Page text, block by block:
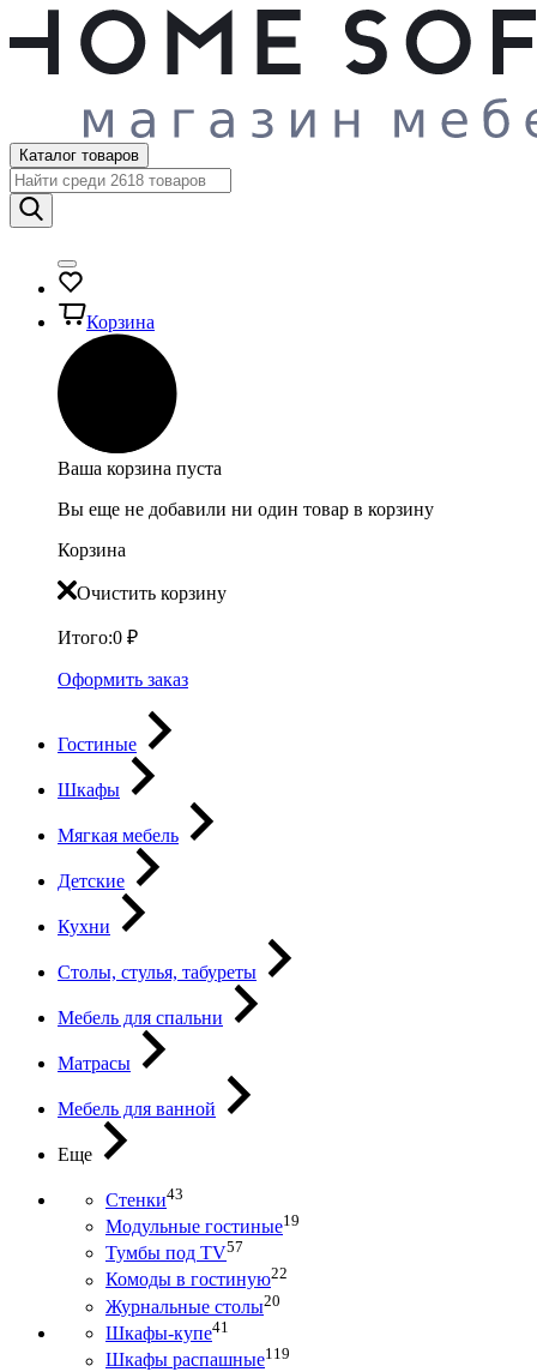
Каталог товаров
Корзина
Ваша корзина пуста
Вы еще не добавили ни один товар в корзину
Корзина
Очистить корзину
Итого:0 ₽
Оформить заказ
Гостиные
Шкафы
Мягкая мебель
Детские
Кухни
Столы, стулья, табуреты
Мебель для спальни
Матрасы
Мебель для ванной
Еще
Стенки43
Модульные гостиные19
Тумбы под ТV57
Комоды в гостиную22
Журнальные столы20
Шкафы-купе41
Шкафы распашные119